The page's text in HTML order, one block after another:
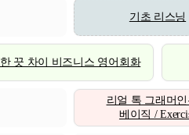
기초 리스닝
한 끗 차이 비즈니스 영어회화
리얼 톡 그래머
베이직 /